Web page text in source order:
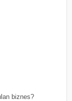
biznes?